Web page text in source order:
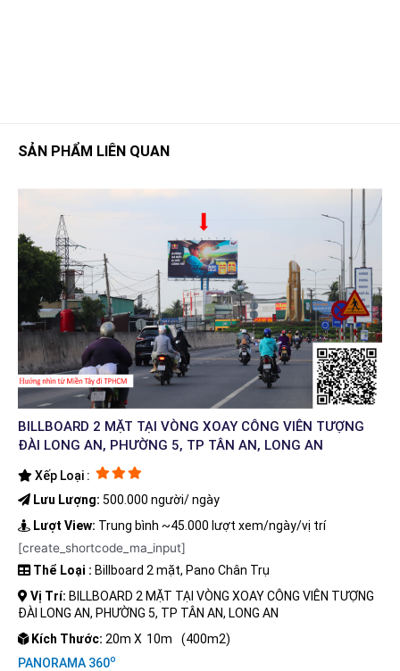
SẢN PHẨM LIÊN QUAN
BILLBOARD 2 MẶT TẠI VÒNG XOAY CÔNG VIÊN TƯỢNG
ĐÀI LONG AN, PHƯỜNG 5, TP TÂN AN, LONG AN
Xếp Loại :
Lưu Lượng: 500.000 người/ ngày
Lượt View: Trung bình ~45.000 lượt xem/ngày/vị trí
[create_shortcode_ma_input]
Thể Loại : Billboard 2 mặt, Pano Chân Trụ
Vị Trí: BILLBOARD 2 MẶT TẠI VÒNG XOAY CÔNG VIÊN TƯỢNG
ĐÀI LONG AN, PHƯỜNG 5, TP TÂN AN, LONG AN
Kích Thước: 20m X 10m
(400m2)
PANORAMA 360o